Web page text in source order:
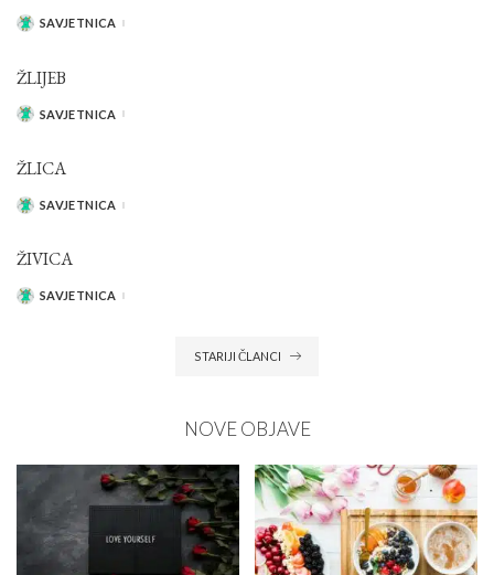
POSTED
SAVJETNICA
ŽLIJEB
POSTED
SAVJETNICA
ŽLICA
POSTED
SAVJETNICA
ŽIVICA
POSTED
SAVJETNICA
STARIJI ČLANCI
NOVE OBJAVE